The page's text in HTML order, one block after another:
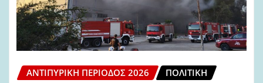
ΑΝΤΙΠΥΡΙΚΉ ΠΕΡΊΟΔΟΣ 2026 ΠΟΛΙΤΙΚΉ